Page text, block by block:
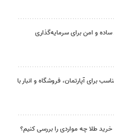
و امن برای سرمایه‌گذاری
برای آپارتمان، فروشگاه و انبار با
طلا چه مواردی را بررسی کنیم؟